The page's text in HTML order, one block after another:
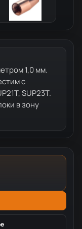
1,0 мм.
с
SUP23T.
в зону